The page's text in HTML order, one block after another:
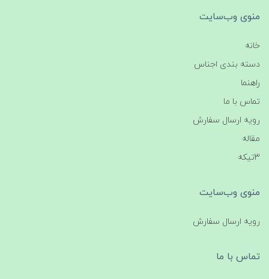
منوی وب‌سایت
خانه
دسته بندی اجناس
راهنما
تماس با ما
رویه ارسال سفارش
مقاله
3تیکه
منوی وب‌سایت
رویه ارسال سفارش
تماس با ما